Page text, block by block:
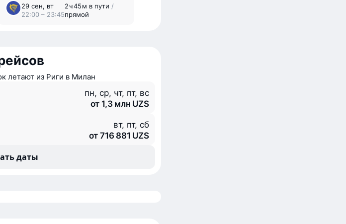
29 сен, вт
22:00 – 23:45
2 ⁠ч 45 ⁠м в пути /
прямой
летают из Риги в Милан
пн, ср, чт, пт, вс
от 1,3 млн UZS
вт, пт, сб
от 716 881 UZS
даты